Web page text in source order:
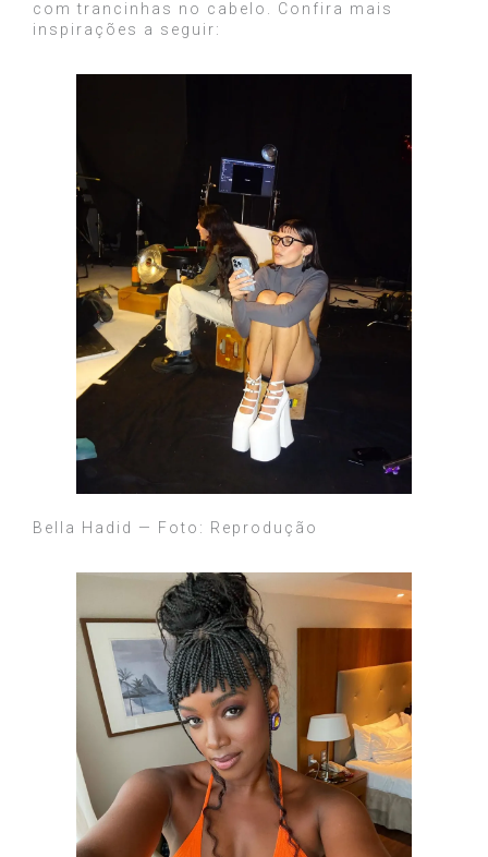
com trancinhas no cabelo. Confira mais
inspirações a seguir:
Bella Hadid — Foto: Reprodução